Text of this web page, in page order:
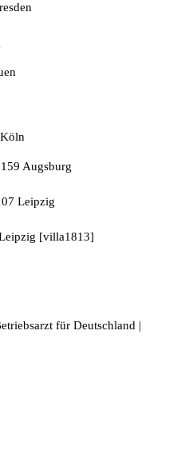
Augsburg
Leipzig
[villa1813]
für Deutschland |